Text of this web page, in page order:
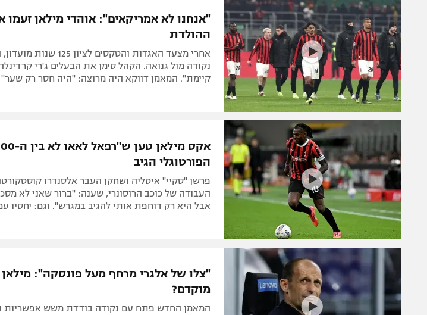
תקנון משתתפים וזוכים בפרסים
תקנון עבור פעילות אלקטרה
תקנון עבור פעילות ספורט 1 – "מרלן"
טניס
גיימינג E-Sports
תנאי שימוש
מדיניות פרטיות
תקנון פעילות ספורט 1
רשיון להקרנה פומבית לבית עסק
הצטרפות לחבילת הערוצים
לוח דרושים – ג'ובנט
תגיות
המגזין
הפועל חיפה
מכבי נתניה
בני יהודה
"אנחנו לא אמריקאים": אוהדי מילאן זעמו
ההולדת
אחרי מצעד האגדות והטקסים
נקודה מול גנואה. הקהל סימן את הבעלים ג'רי
קיימת". המאמן דווקא היה מרוצה: "היה חסר רק שער"
הפורטוגלי הגיב
פרשן "סקיי" איטליה ושחקן העבר אלסנדרו
העבודה של כוכב הרוסונרי, שענה: "ברור שאני לא
אבל היא רק דוחפת אותי להגיב במגרש". וגם: יחסיו
"צלו של אלגרי מרחף מעל פונסקה": מילאן
מוקדם?
המאמן החדש פתח עם נקודה בודדת משש אפשריות